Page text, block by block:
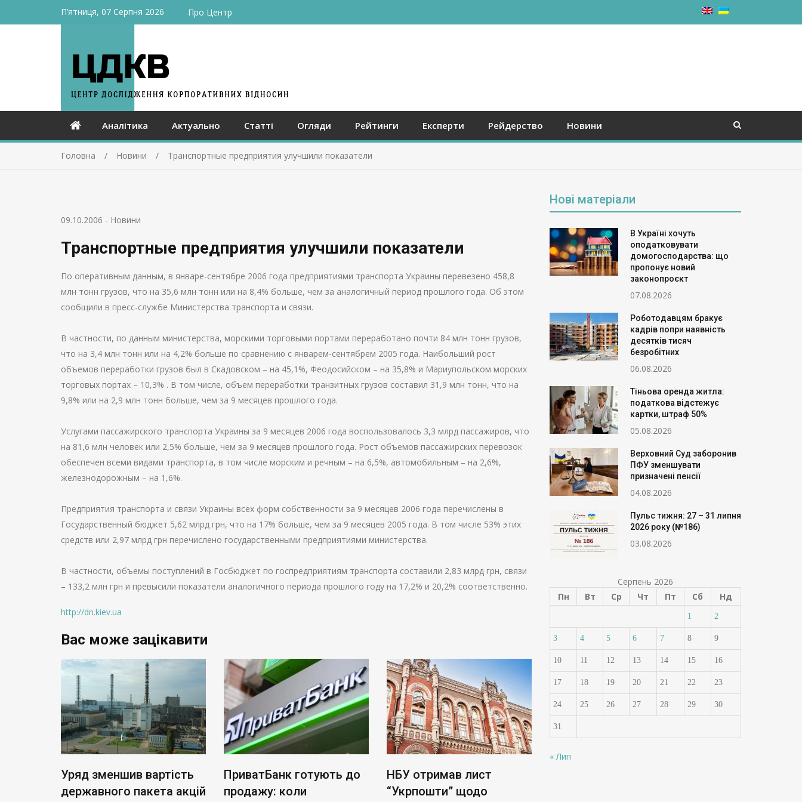
П’ятниця, 07 Серпня 2026 Про Центр
Аналітика Актуально Статті Огляди Рейтинги Експерти Рейдерство Новини
Головна Новини Транспортные предприятия улучшили показатели
09.10.2006 - Новини
Транспортные предприятия улучшили показатели
По оперативным данным, в январе-сентябре 2006 года предприятиями транспорта Украины перевезено 458,8
млн тонн грузов, что на 35,6 млн тонн или на 8,4% больше, чем за аналогичный период прошлого года. Об этом
сообщили в пресс-службе Министерства транспорта и связи.
В частности, по данным министерства, морскими торговыми портами переработано почти 84 млн тонн грузов,
что на 3,4 млн тонн или на 4,2% больше по сравнению с январем-сентябрем 2005 года. Наибольший рост
объемов переработки грузов был в Скадовском – на 45,1%, Феодосийском – на 35,8% и Мариупольском морских
торговых портах – 10,3% . В том числе, объем переработки транзитных грузов составил 31,9 млн тонн, что на
9,8% или на 2,9 млн тонн больше, чем за 9 месяцев прошлого года.
Услугами пассажирского транспорта Украины за 9 месяцев 2006 года воспользовалось 3,3 млрд пассажиров, что
на 81,6 млн человек или 2,5% больше, чем за 9 месяцев прошлого года. Рост объемов пассажирских перевозок
обеспечен всеми видами транспорта, в том числе морским и речным – на 6,5%, автомобильным – на 2,6%,
железнодорожным – на 1,6%.
Предприятия транспорта и связи Украины всех форм собственности за 9 месяцев 2006 года перечислены в
Государственный бюджет 5,62 млрд грн, что на 17% больше, чем за 9 месяцев 2005 года. В том числе 53% этих
средств или 2,97 млрд грн перечислено государственными предприятиями министерства.
В частности, объемы поступлений в Госбюджет по госпредприятиям транспорта составили 2,83 млрд грн, связи
– 133,2 млн грн и превысили показатели аналогичного периода прошлого году на 17,2% и 20,2% соответственно.
http://dn.kiev.ua
Вас може зацікавити
Уряд зменшив вартість
державного пакета акцій
ПриватБанк готують до
продажу: коли
НБУ отримав лист
“Укрпошти” щодо
Нові матеріали
В Україні хочуть
оподатковувати
домогосподарства: що
пропонує новий
законопроєкт
07.08.2026
Роботодавцям бракує
кадрів попри наявність
десятків тисяч
безробітних
06.08.2026
Тіньова оренда житла:
податкова відстежує
картки, штраф 50%
05.08.2026
Верховний Суд заборонив
ПФУ зменшувати
призначені пенсії
04.08.2026
Пульс тижня: 27 – 31 липня
2026 року (№186)
03.08.2026
Серпень 2026
Пн
Вт Ср Чт Пт Сб Нд
1 2
3 4 5 6 7 8 9
10 11 12 13 14 15 16
17 18 19 20 21 22 23
24 25 26 27 28 29 30
31
« Лип